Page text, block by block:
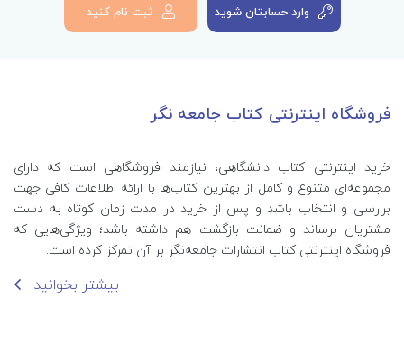
وارد حسابتان شوید ثبت نام کنید
فروشگاه اینترنتی کتاب جامعه نگر
خرید اینترنتی کتاب‌ دانشگاهی، نیازمند فروشگاهی است که دارای
مجموعه‌ای متنوع و کامل از بهترین کتاب‌ها با ارائه اطلاعات کافی جهت
بررسی و انتخاب باشد و پس از خرید در مدت زمان کوتاه به دست
مشتریان برساند و ضمانت بازگشت هم داشته باشد؛ ویژگی‌هایی که
فروشگاه اینترنتی کتاب انتشارات جامعه‌نگر بر آن تمرکز کرده است.
بیشتر بخوانید